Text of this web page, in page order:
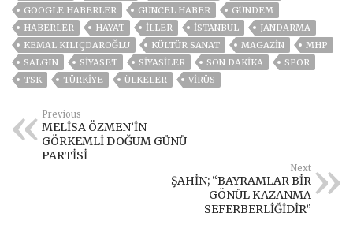
GOOGLE HABERLER
GÜNCEL HABER
GÜNDEM
HABERLER
HAYAT İLLER ISTANBUL
JANDARMA
KEMAL KILIÇDAROĞLU
KÜLTÜR SANAT MAGAZİN
MHP
SALGIN
SİYASET SİYASİLER SON DAKIKA
SPOR
TSK
TÜRKİYE ÜLKELER VIRÜS
Previous
MELİSA ÖZMEN’İN
GÖRKEMLİ DOĞUM GÜNÜ
PARTİSİ
Next
ŞAHİN; “BAYRAMLAR BİR
GÖNÜL KAZANMA
SEFERBERLİĞİDİR”